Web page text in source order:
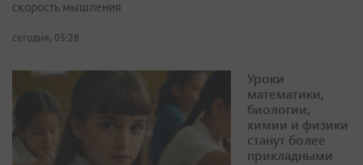
скорость мышления
сегодня, 05:28
Уроки
математики,
биологии,
химии и физики
станут более
прикладными